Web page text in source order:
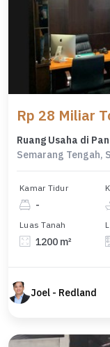
Rp 28 Miliar
Ruang Usaha di
Semarang Tengah,
Kamar Tidur
-
Luas Tanah
1200 m²
Joel - Redland